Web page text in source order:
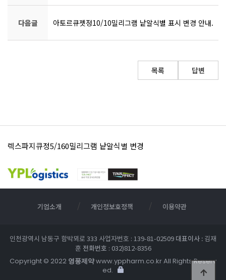
다음글 아토르큐젯정10/10밀리그램 낱알식별 표시 변경 안내.
목록 답변
렉스파지큐정5/160밀리그램 낱알식별 변경
기업소개 개인정보호정책 이용약관
인천광역시 남동구 함박뫼로 333 사업자번호 : 139-81-02509 대표이사 : 김재
훈 전화번호 : 032)812-8356
Copyright © 2022 영풍제약www.yppharm.co.kr All Rights Reserv
ed.